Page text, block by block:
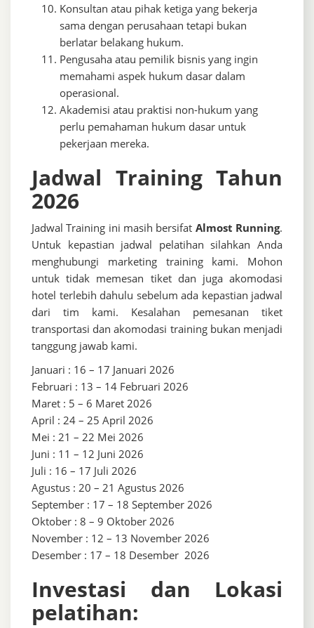
Konsultan atau pihak ketiga yang bekerja
sama dengan perusahaan tetapi bukan
berlatar belakang hukum.
Pengusaha atau pemilik bisnis yang ingin
memahami aspek hukum dasar dalam
operasional.
Akademisi atau praktisi non-hukum yang
perlu pemahaman hukum dasar untuk
pekerjaan mereka.
Jadwal Training Tahun
2026
Jadwal Training ini masih bersifat Almost Running.
Untuk kepastian jadwal pelatihan silahkan Anda
menghubungi marketing training kami. Mohon
untuk tidak memesan tiket dan juga akomodasi
hotel terlebih dahulu sebelum ada kepastian jadwal
dari tim kami. Kesalahan pemesanan tiket
transportasi dan akomodasi training bukan menjadi
tanggung jawab kami.
Januari : 16 – 17 Januari 2026
Februari : 13 – 14 Februari 2026
Maret : 5 – 6 Maret 2026
April : 24 – 25 April 2026
Mei : 21 – 22 Mei 2026
Juni : 11 – 12 Juni 2026
Juli : 16 – 17 Juli 2026
Agustus : 20 – 21 Agustus 2026
September : 17 – 18 September 2026
Oktober : 8 – 9 Oktober 2026
November : 12 – 13 November 2026
Desember : 17 – 18 Desember 2026
Investasi dan Lokasi
pelatihan: